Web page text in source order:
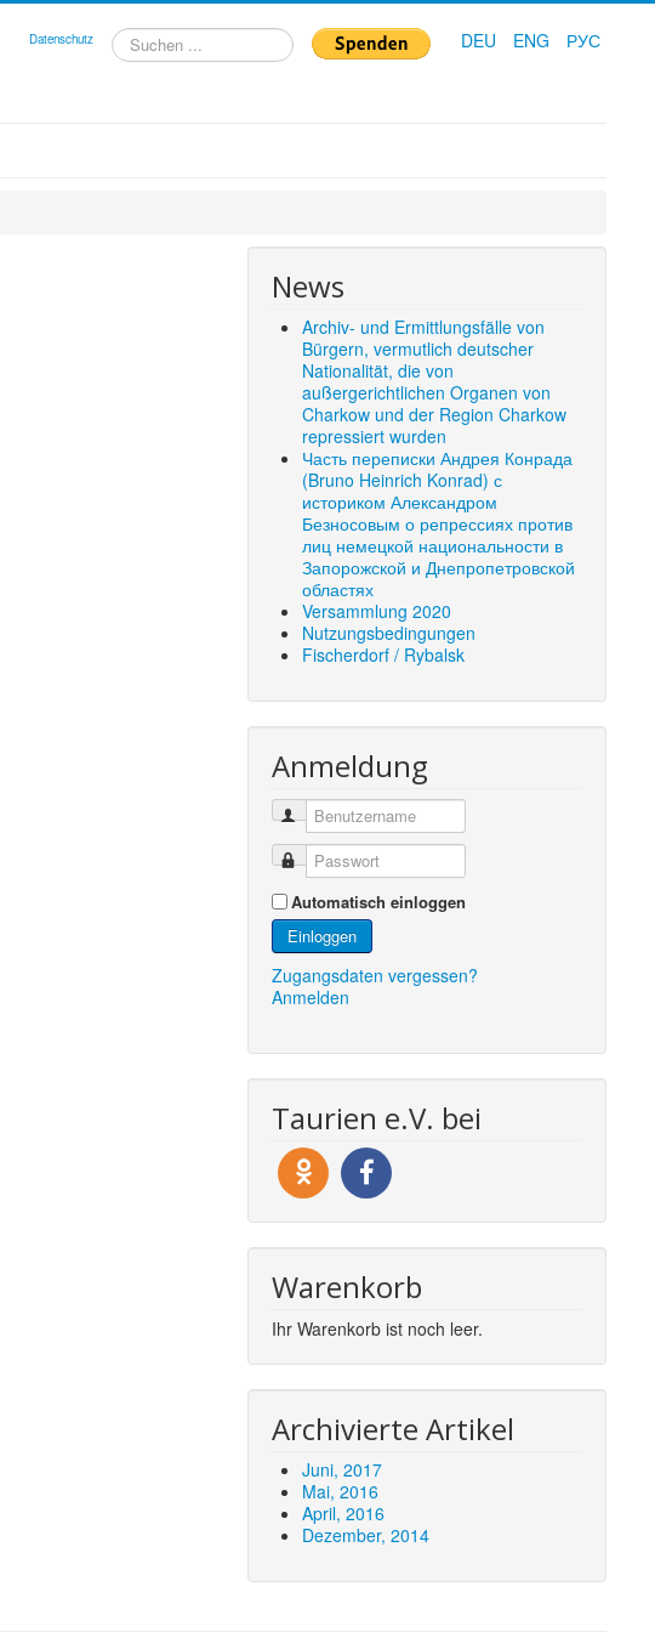
DEU ENG РУС
Suchen
...
Datenschutz
News
Archiv- und Ermittlungsfälle von
Bürgern, vermutlich deutscher
Nationalität, die von
außergerichtlichen Organen von
Charkow und der Region Charkow
repressiert wurden
Часть переписки Андрея Конрада
(Bruno Heinrich Konrad) с
историком Александром
Безносовым о репрессиях против
лиц немецкой национальности в
Запорожской и Днепропетровской
областях
Versammlung 2020
Nutzungsbedingungen
Fischerdorf / Rybalsk
Anmeldung
Automatisch einloggen
Einloggen
Zugangsdaten vergessen?
Anmelden
Taurien e.V. bei
Warenkorb
Ihr Warenkorb ist noch leer.
Archivierte Artikel
Juni, 2017
Mai, 2016
April, 2016
Dezember, 2014